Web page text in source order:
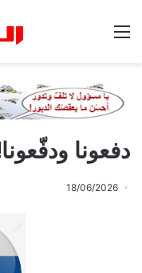
دفعونا
18/06/2026